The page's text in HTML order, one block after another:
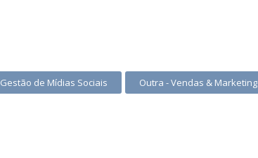
Gestão de Mídias Sociais Outra - Vendas & Marketing